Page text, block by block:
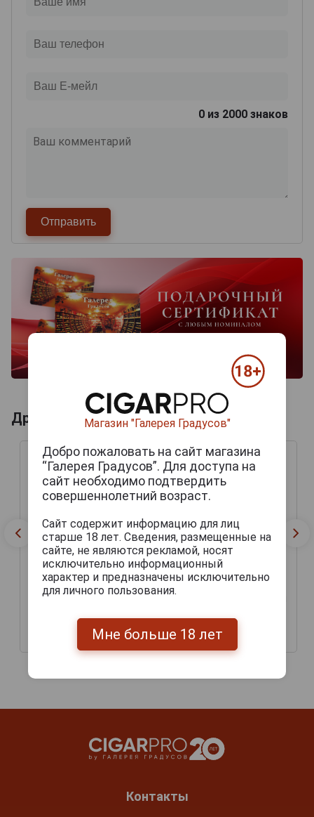
0 из 2000 знаков
Другие продукты бренда BELHAVEN
Belhaven Craft Pilsner
пиво Белхевен Крафт
фильтрованное 0.33 л.
168 руб.
фильтрованное 0.33 л.
168 руб.
Контакты
Магазин "Галерея Градусов"
Добро пожаловать на сайт магазина
“Галерея Градусов”. Для доступа на
сайт необходимо подтвердить
совершеннолетний возраст.
Сайт содержит информацию для лиц
старше 18 лет. Сведения, размещенные на
сайте, не являются рекламой, носят
исключительно информационный
характер и предназначены исключительно
для личного пользования.
Мне больше 18 лет